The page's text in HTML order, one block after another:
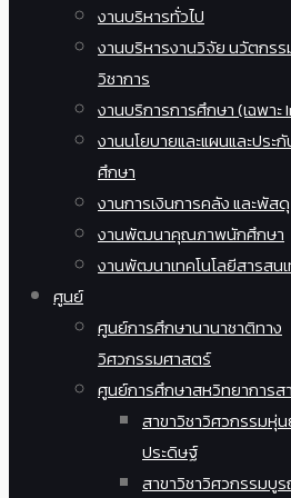
งานบริหารทั่วไป
งานบริหารงานวิจัย นวัตกรร
วิชาการ
งานบริการการศึกษา (เฉพาะ
งานนโยบายและแผนและปร
ศึกษา
งานการเงินการคลัง และพัสดุ
งานพัฒนาคุณภาพนักศึกษา
งานพัฒนาเทคโนโลยีสารสน
ศูนย์
ศูนย์การศึกษานานาชาติทาง
วิศวกรรมศาสตร์
ศูนย์การศึกษาสหวิทยาการส
สาขาวิชาวิศวกรรม
ประดิษฐ์
สาขาวิชาวิศวกรรมบู